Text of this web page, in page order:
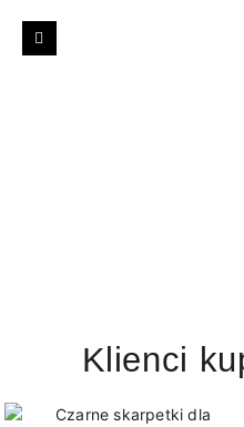
Poprzedni
Klienci